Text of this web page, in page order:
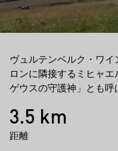
ヴュルテンベルク・ワ
ロンに隣接するミヒャ
ゲウスの守護神」とも呼
事実
3.5 km
距離